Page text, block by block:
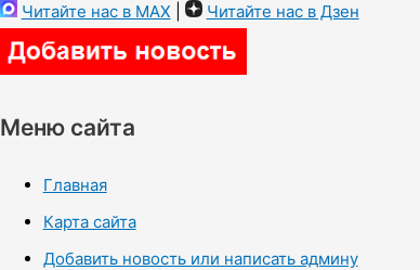
Читайте нас в MAX Читайте нас в Дзен
Меню сайта
Главная
Карта сайта
Добавить новость или написать админу